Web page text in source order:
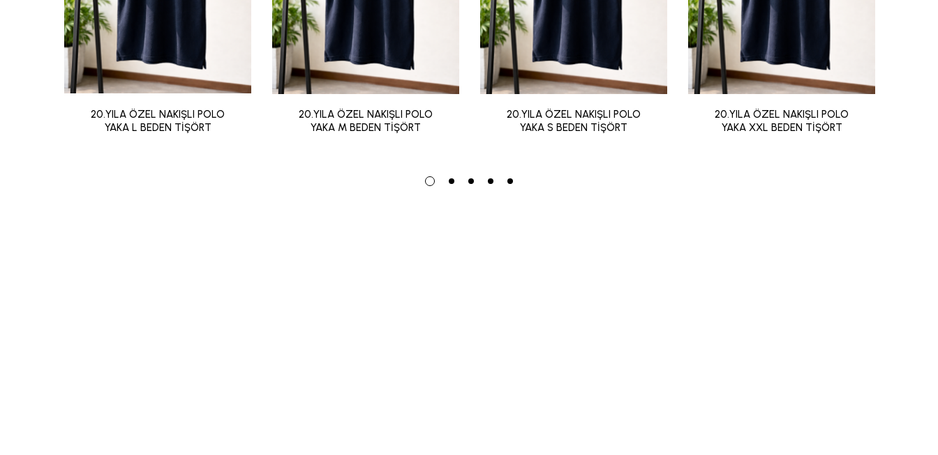
20.YILA ÖZEL NAKIŞLI POLO
YAKA L BEDEN TİŞÖRT
20.YILA ÖZEL NAKIŞLI POLO
YAKA M BEDEN TİŞÖRT
20.YILA ÖZEL NAKIŞLI POLO
YAKA S BEDEN TİŞÖRT
20.YILA ÖZEL NAKIŞLI POLO
YAKA XXL BEDEN TİŞÖRT